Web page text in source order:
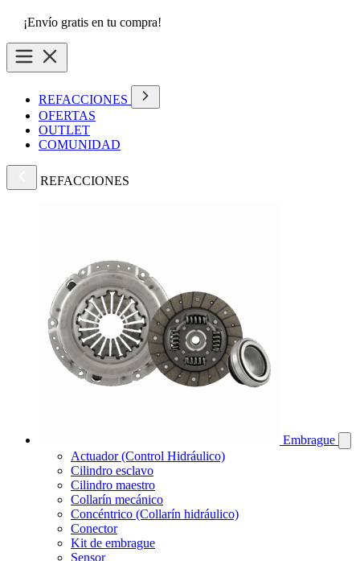
¡Envío gratis en tu compra!
REFACCIONES
OFERTAS
OUTLET
COMUNIDAD
REFACCIONES
Embrague
Actuador (Control Hidráulico)
Cilindro esclavo
Cilindro maestro
Collarín mecánico
Concéntrico (Collarín hidráulico)
Conector
Kit de embrague
Sensor